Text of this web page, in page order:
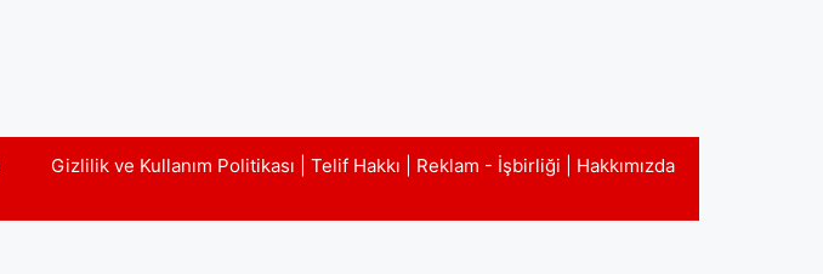
Gizlilik ve Kullanım Politikası Telif Hakkı Reklam - İşbirliği Hakkımızda